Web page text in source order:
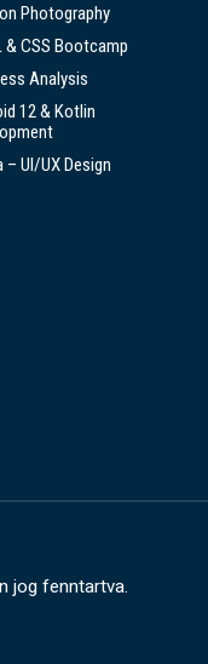
Photography
& CSS Bootcamp
Analysis
12 & Kotlin
– UI/UX Design
jog fenntartva.